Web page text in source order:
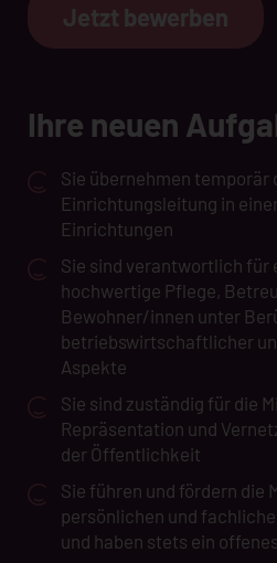
Jetzt bewerben
Ihre neuen
Sie übernehmen temporär
Einrichtungsleitung in
Einrichtungen
Sie sind verantwortlich für
hochwertige Pflege,
Bewohner/innen unter
betriebswirtschaftlicher
Aspekte
Sie sind zuständig für die
Repräsentation und
der Öffentlichkeit
Sie führen und fördern die
persönlichen und
und haben stets ein